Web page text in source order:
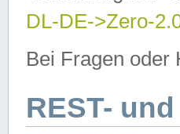
DL-DE->Zero-
Bei Fragen oder
REST-